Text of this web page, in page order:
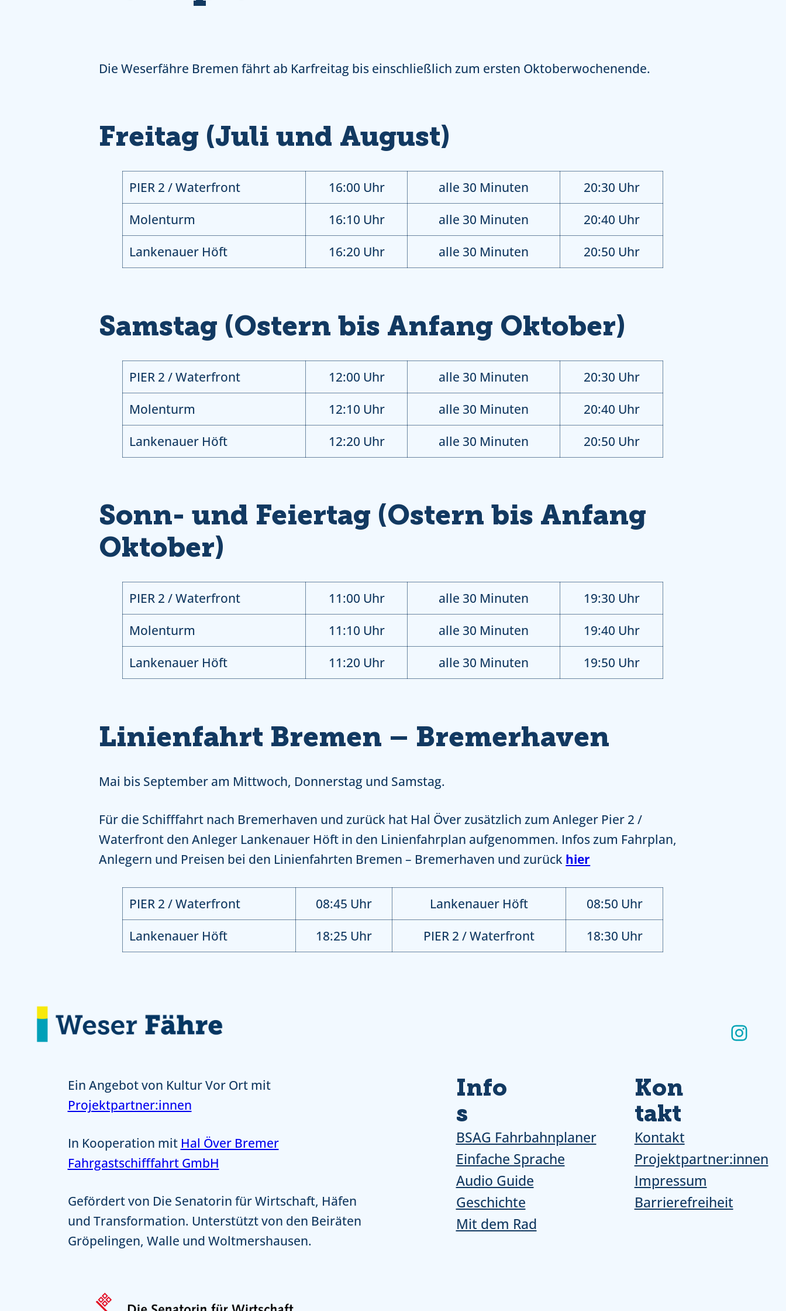
Die Weserfähre Bremen fährt ab Karfreitag bis einschließlich zum ersten Oktoberwochenende.
Freitag (Juli und August)
PIER 2 / Waterfront 16:00 Uhr alle 30 Minuten
20:30 Uhr
Molenturm
16:10 Uhr alle 30 Minuten
20:40 Uhr
Lankenauer Höft
16:20 Uhr alle 30 Minuten 20:50 Uhr
Samstag (Ostern bis Anfang Oktober)
PIER 2 / Waterfront 12:00 Uhr alle 30 Minuten
20:30 Uhr
Molenturm
12:10 Uhr alle 30 Minuten
20:40 Uhr
Lankenauer Höft
12:20 Uhr alle 30 Minuten 20:50 Uhr
Sonn- und Feiertag (Ostern bis Anfang
Oktober)
PIER 2 / Waterfront 11:00 Uhr alle 30 Minuten
19:30 Uhr
Molenturm
11:10 Uhr alle 30 Minuten
19:40 Uhr
Lankenauer Höft
11:20 Uhr alle 30 Minuten 19:50 Uhr
Linienfahrt Bremen – Bremerhaven
Mai bis September am Mittwoch, Donnerstag und Samstag.
Für die Schifffahrt nach Bremerhaven und zurück hat Hal Över zusätzlich zum Anleger Pier 2 /
Waterfront den Anleger Lankenauer Höft in den Linienfahrplan aufgenommen. Infos zum Fahrplan,
Anlegern und Preisen bei den Linienfahrten Bremen – Bremerhaven und zurück hier
PIER 2 / Waterfront 08:45 Uhr Lankenauer Höft
08:50 Uhr
Lankenauer Höft
18:25 Uhr PIER 2 / Waterfront 18:30 Uhr
Ein Angebot von Kultur Vor Ort mit
Projektpartner:innen
In Kooperation mit Hal Över Bremer
Fahrgastschifffahrt GmbH
Gefördert von Die Senatorin für Wirtschaft, Häfen
und Transformation. Unterstützt von den Beiräten
Gröpelingen, Walle und Woltmershausen.
Info
s
BSAG Fahrbahnplaner
Einfache Sprache
Audio Guide
Geschichte
Mit dem Rad
Kon
takt
Kontakt
Projektpartner:innen
Impressum
Barrierefreiheit